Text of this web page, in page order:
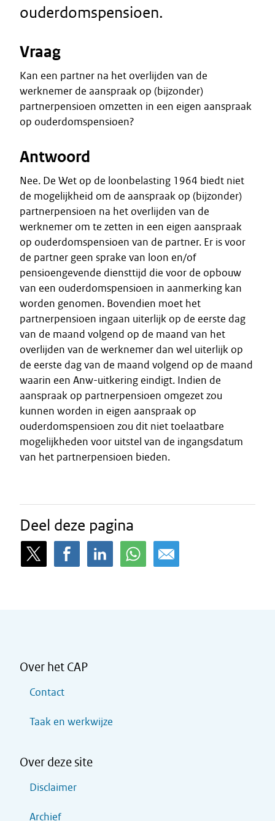
ouderdomspensioen.
Vraag
Kan een partner na het overlijden van de
werknemer de aanspraak op (bijzonder)
partnerpensioen omzetten in een eigen aanspraak
op ouderdomspensioen?
Antwoord
Nee. De Wet op de loonbelasting 1964 biedt niet
de mogelijkheid om de aanspraak op (bijzonder)
partnerpensioen na het overlijden van de
werknemer om te zetten in een eigen aanspraak
op ouderdomspensioen van de partner. Er is voor
de partner geen sprake van loon en/of
pensioengevende diensttijd die voor de opbouw
van een ouderdomspensioen in aanmerking kan
worden genomen. Bovendien moet het
partnerpensioen ingaan uiterlijk op de eerste dag
van de maand volgend op de maand van het
overlijden van de werknemer dan wel uiterlijk op
de eerste dag van de maand volgend op de maand
waarin een Anw-uitkering eindigt. Indien de
aanspraak op partnerpensioen omgezet zou
kunnen worden in eigen aanspraak op
ouderdomspensioen zou dit niet toelaatbare
mogelijkheden voor uitstel van de ingangsdatum
van het partnerpensioen bieden.
Deel deze pagina
Over het CAP
Contact
Taak en werkwijze
Over deze site
Disclaimer
Archief